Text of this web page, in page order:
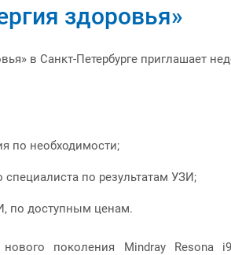
здоровья»
в Санкт-Петербурге приглашает
по необходимости;
по результатам УЗИ;
по доступным ценам.
нового поколения Mindray